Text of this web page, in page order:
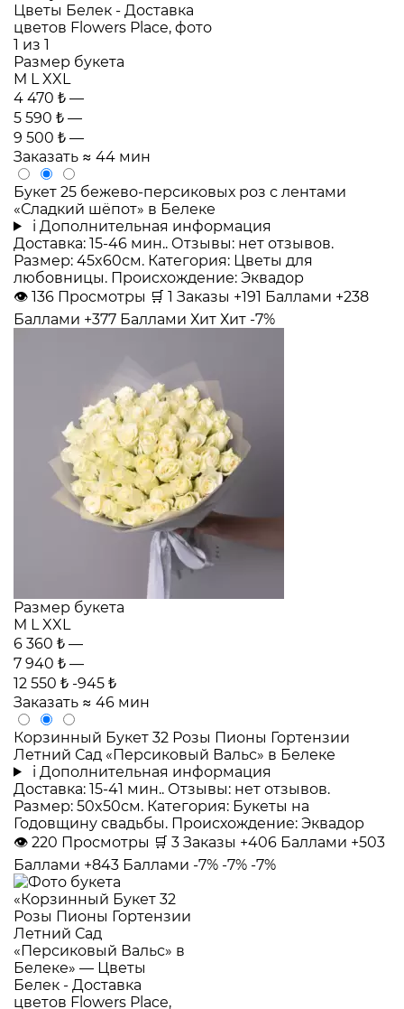
Размер букета
M L XXL
4 470 ₺ —
5 590 ₺ —
9 500 ₺ —
Заказать ≈ 44 мин
Букет 25 бежево-персиковых роз с лентами
«Сладкий шёпот» в Белеке
i Дополнительная информация
Доставка: 15-46 мин.. Отзывы: нет отзывов.
Размер: 45x60см. Категория: Цветы для
любовницы. Происхождение: Эквадор
👁 136 Просмотры 🛒 1 Заказы +191 Баллами +238
Баллами +377 Баллами Хит Хит -7%
Размер букета
M L XXL
6 360 ₺ —
7 940 ₺ —
12 550 ₺ -945 ₺
Заказать ≈ 46 мин
Корзинный Букет 32 Розы Пионы Гортензии
Летний Сад «Персиковый Вальс» в Белеке
i Дополнительная информация
Доставка: 15-41 мин.. Отзывы: нет отзывов.
Размер: 50x50см. Категория: Букеты на
Годовщину свадьбы. Происхождение: Эквадор
👁 220 Просмотры 🛒 3 Заказы +406 Баллами +503
Баллами +843 Баллами -7% -7% -7%